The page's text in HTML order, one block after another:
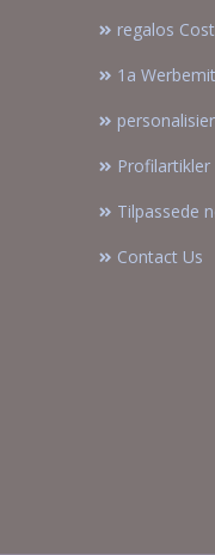
regalos
1a
Tilpassede
Contact Us